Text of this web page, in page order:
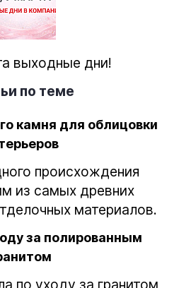
выходные дни!
по теме
камня для облицовки
происхождения
из самых древних
материалов.
за полированным
по уходу за гранитом